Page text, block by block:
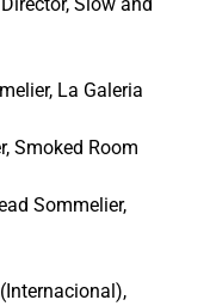
La Galeria
Smoked Room
Sommelier,